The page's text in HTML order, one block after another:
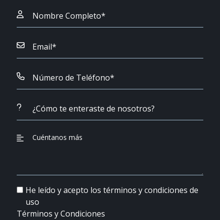
He leído y acepto los términos y condiciones de
uso
Términos y Condiciones